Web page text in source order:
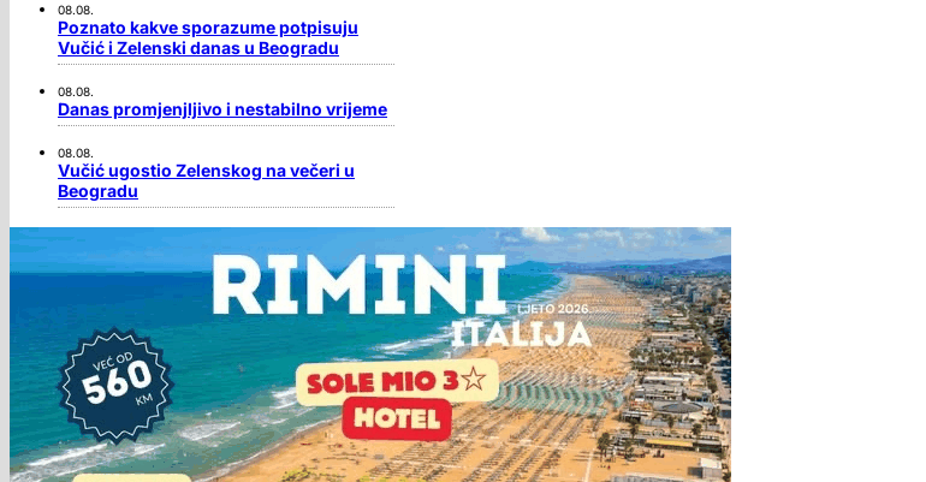
08.08.
Poznato kakve sporazume potpisuju
Vučić i Zelenski danas u Beogradu
08.08.
Danas promjenjljivo i nestabilno vrijeme
08.08.
Vučić ugostio Zelenskog na večeri u
Beogradu